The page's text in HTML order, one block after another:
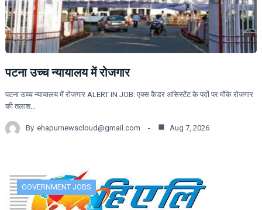
पटना उच्च न्यायालय में रोजगार
पटना उच्च न्यायालय में रोजगार ALERT IN JOB: एक्स कैडर असिस्टेंट के पदों पर मौके रोजगार
की तलाश…
By ehapurnewscloud@gmail.com Aug 7, 2026
GOVERNMENT JOBS